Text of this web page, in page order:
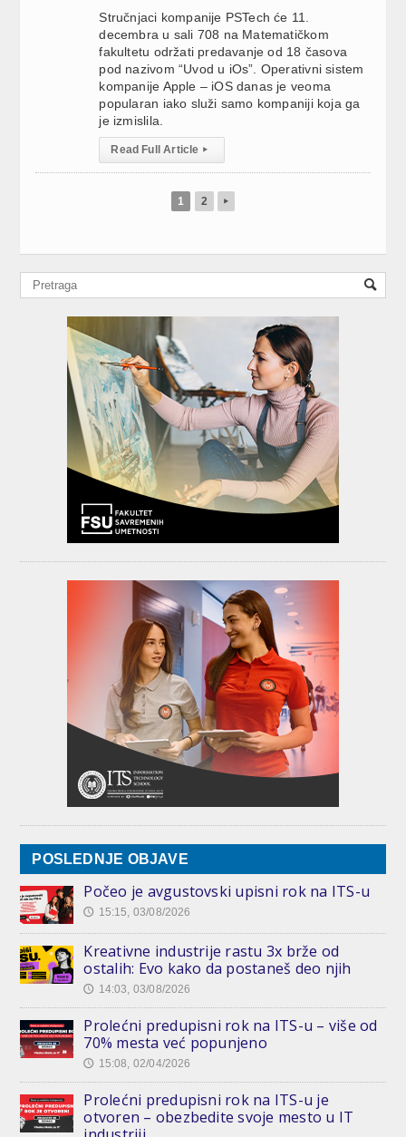
Stručnjaci kompanije PSTech će 11.
decembra u sali 708 na Matematičkom
fakultetu održati predavanje od 18 časova
pod nazivom “Uvod u iOs”. Operativni sistem
kompanije Apple – iOS danas je veoma
popularan iako služi samo kompaniji koja ga
je izmislila.
Read Full Article ▸
1 2 ▸
POSLEDNJE OBJAVE
Počeo je avgustovski upisni rok na ITS-u
🕔 15:15, 03/08/2026
Kreativne industrije rastu 3x brže od
ostalih: Evo kako da postaneš deo njih
🕔 14:03, 03/08/2026
Prolećni predupisni rok na ITS-u – više od
70% mesta već popunjeno
🕔 15:08, 02/04/2026
Prolećni predupisni rok na ITS-u je
otvoren – obezbedite svoje mesto u IT